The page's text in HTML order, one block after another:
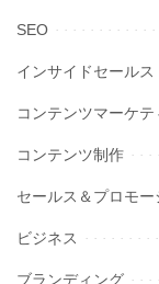
SEO
インサイドセールス
コンテンツマーケテ
コンテンツ制作
セールス＆プロモー
ビジネス
ブランディング